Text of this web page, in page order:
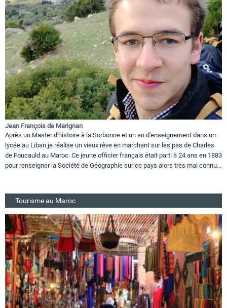
Jean François de Marignan
Après un Master d'histoire à la Sorbonne et un an d'enseignement dans un
lycée au Liban je réalise un vieux rêve en marchant sur les pas de Charles
de Foucauld au Maroc. Ce jeune officier français était parti à 24 ans en 1883
pour renseigner la Société de Géographie sur ce pays alors très mal connu...
Tourisme au Maroc